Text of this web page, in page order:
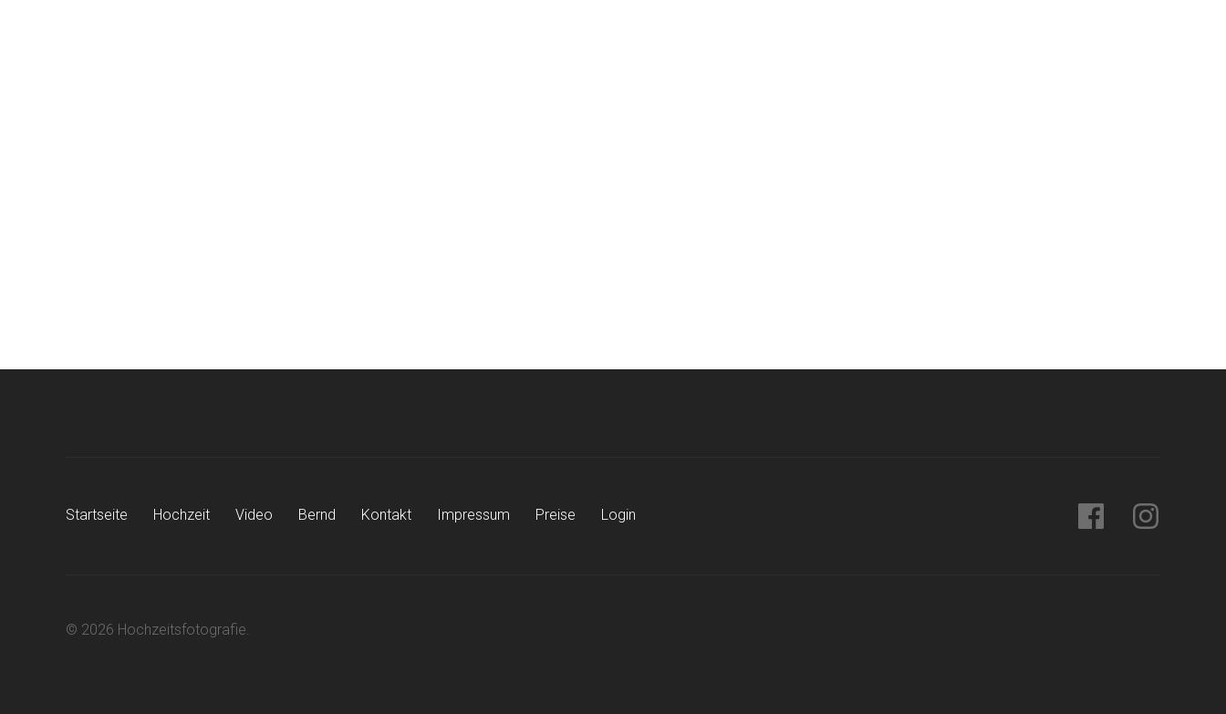
Startseite Hochzeit Video Bernd Kontakt Impressum Preise Login
© 2026 Hochzeitsfotografie.